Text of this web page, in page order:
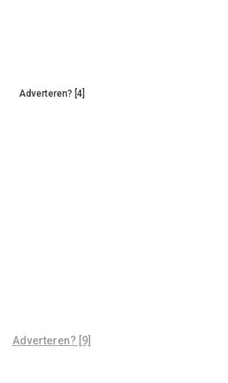
Adverteren? [4]
Adverteren? [9]